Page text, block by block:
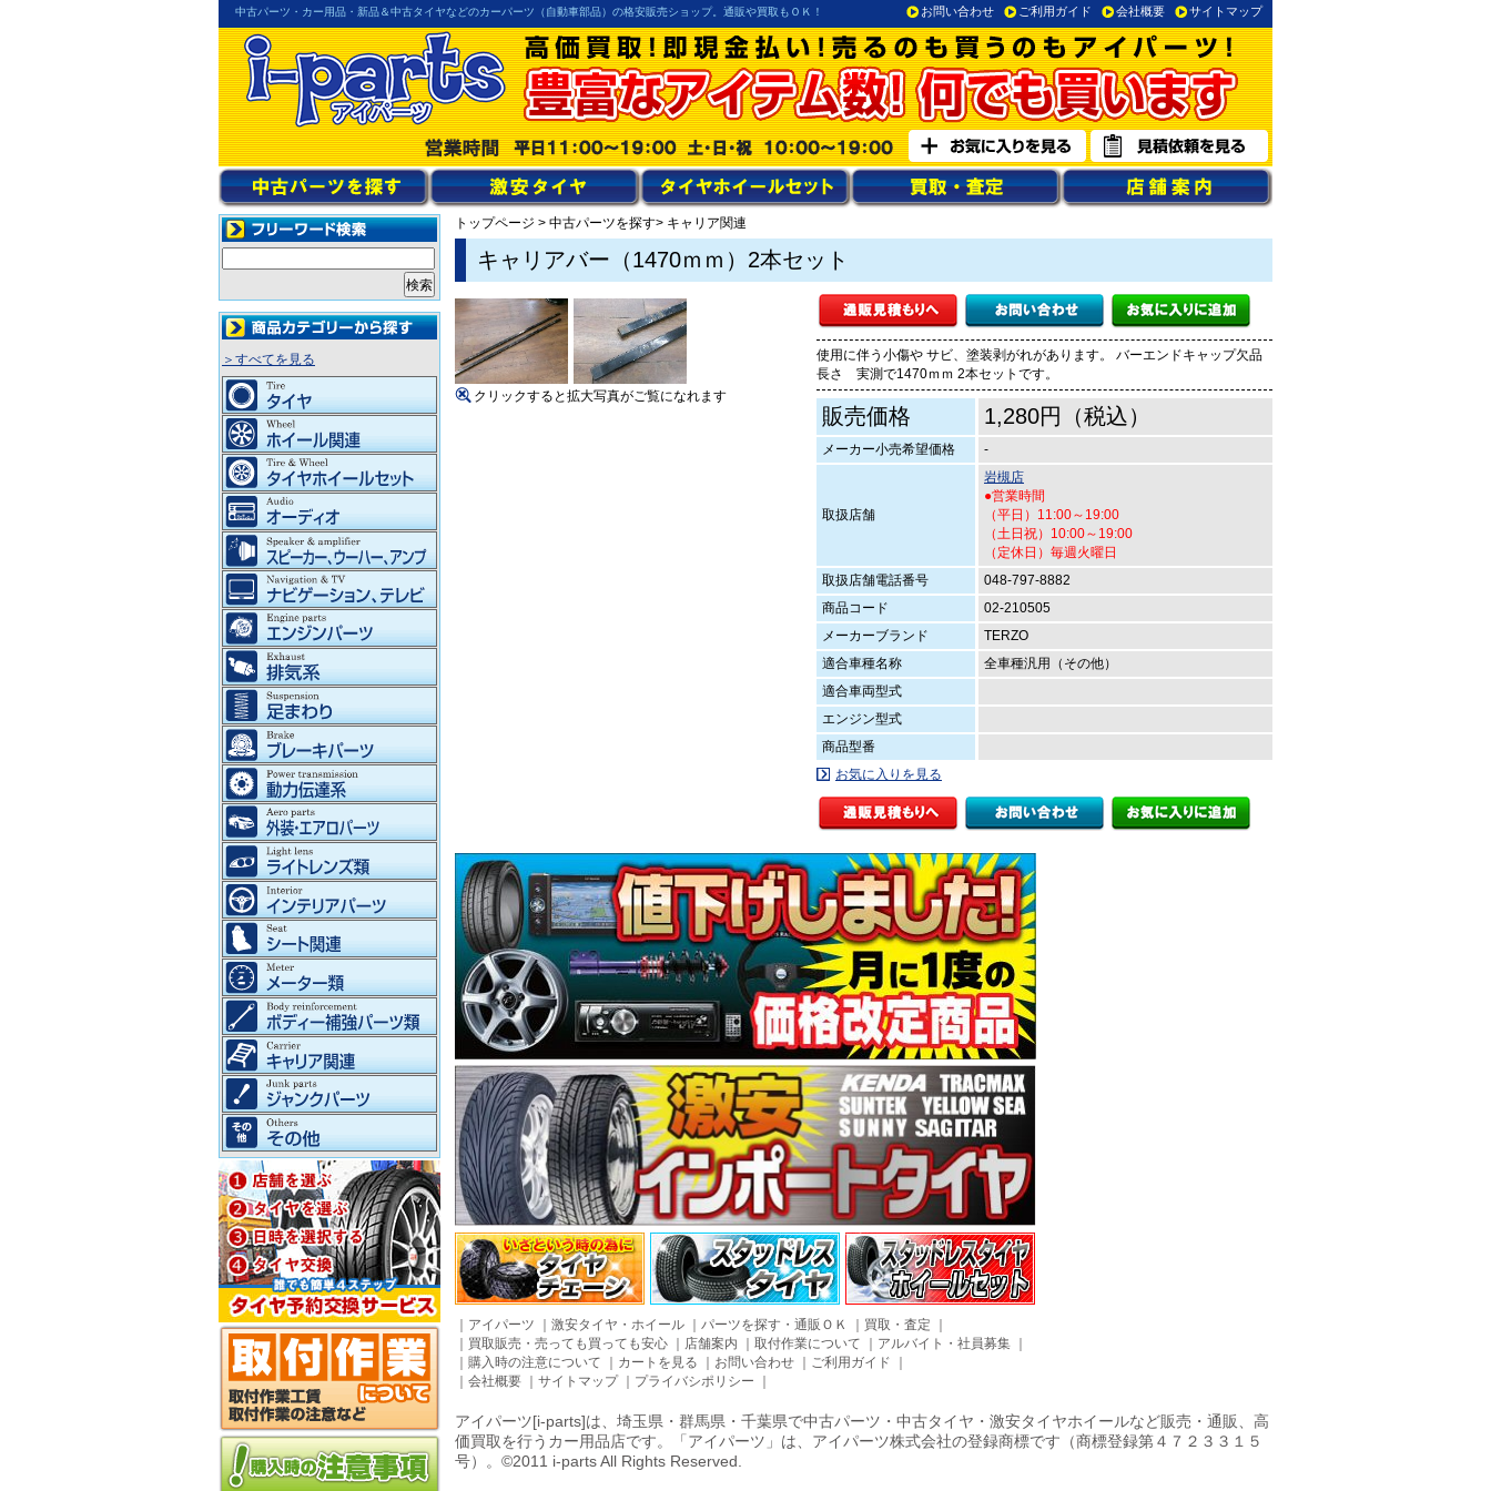
中古パーツ・カー用品・新品＆中古タイヤなどのカーパーツ（自動車部品）の格安販売ショップ。通販や買取もＯＫ！ お問い合わせ ご利用ガイド 会社概要 サイトマップ
トップページ > 中古パーツを探す> キャリア関連
キャリアバー（1470ｍｍ）2本セット
使用に伴う小傷や サビ、塗装剥がれがあります。 バーエンドキャップ欠品
長さ 実測で1470ｍｍ 2本セットです。
販売価格 1,280円（税込）
メーカー小売希望価格 -
取扱店舗
岩槻店
●営業時間
（平日）11:00～19:00
（土日祝）10:00～19:00
（定休日）毎週火曜日
取扱店舗電話番号
048-797-8882
商品コード
02-210505
メーカーブランド
TERZO
適合車種名称
全車種汎用（その他）
適合車両型式
エンジン型式
商品型番
お気に入りを見る
クリックすると拡大写真がご覧になれます
アイパーツ 激安タイヤ・ホイール パーツを探す・通販ＯＫ 買取・査定
買取販売・売っても買っても安心 店舗案内 取付作業について アルバイト・社員募集
購入時の注意について カートを見る お問い合わせ ご利用ガイド
会社概要 サイトマップ｜ プライバシポリシー
アイパーツ[i-parts]は、埼玉県・群馬県・千葉県で中古パーツ・中古タイヤ・激安タイヤホイールなど販売・通販、高
価買取を行うカー用品店です。「アイパーツ」は、アイパーツ株式会社の登録商標です（商標登録第４７２３３１５
号）。©2011 i-parts All Rights Reserved.
＞すべてを見る